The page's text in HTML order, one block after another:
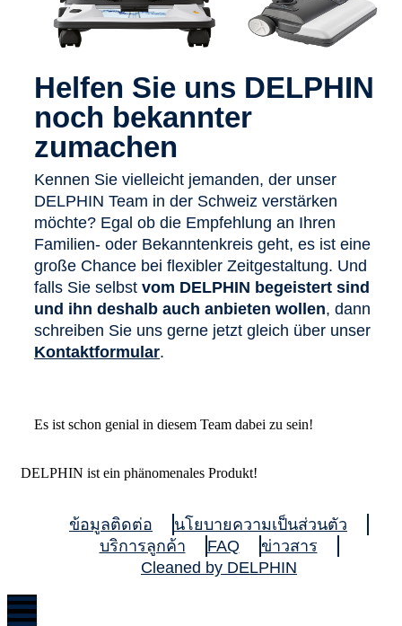
Helfen Sie uns DELPHIN
noch bekannter
zumachen
Kennen Sie vielleicht jemanden, der unser
DELPHIN Team in der Schweiz verstärken
möchte? Egal ob die Empfehlung an Ihren
Familien- oder Bekanntenkreis geht, es ist eine
große Chance bei flexibler Zeitgestaltung. Und
falls Sie selbst vom DELPHIN begeistert sind
und ihn deshalb auch anbieten wollen, dann
schreiben Sie uns gerne jetzt gleich über unser
Kontaktformular.
Es ist schon genial in diesem Team dabei zu sein!
DELPHIN ist ein phänomenales Produkt!
ข้อมูลติดต่อ
นโยบายความเป็นส่วนตัว
บริการลูกค้า
FAQ
ข่าวสาร
Cleaned by DELPHIN